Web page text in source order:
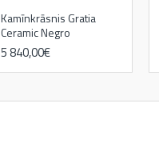
Kamīnkrāsnis Gratia
Ceramic Negro
5 840,00€